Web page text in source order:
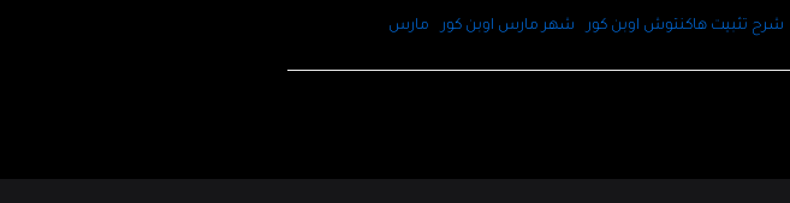
شرح تثبيت هاكنتوش اوبن كور شهر مارس اوبن كور مارس